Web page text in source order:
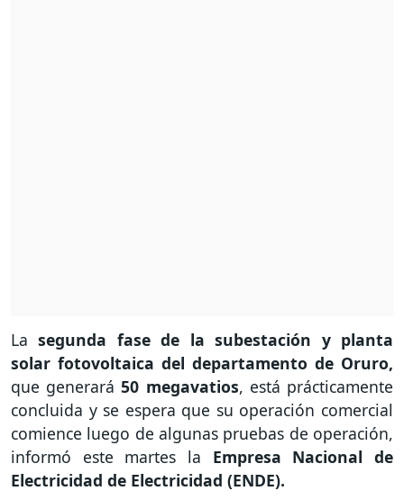
La segunda fase de la subestación y planta
solar fotovoltaica del departamento de Oruro,
que generará50 megavatios, está prácticamente
concluida y se espera que su operación comercial
comience luego de algunas pruebas de operación,
informó este martes la Empresa Nacional de
Electricidad de Electricidad (ENDE).